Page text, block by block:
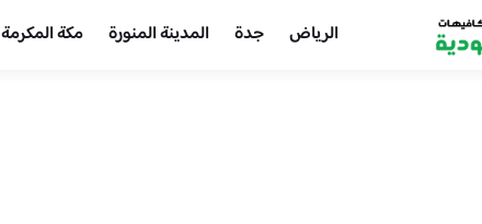
الرياض جدة المدينة المنورة مكة المكرمة